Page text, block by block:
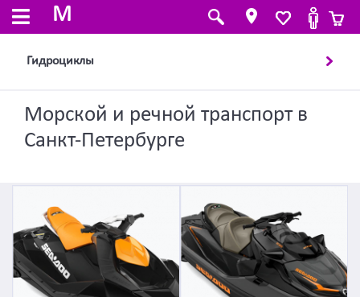
M
Гидроциклы
Морской и речной транспорт в
Санкт-Петербурге